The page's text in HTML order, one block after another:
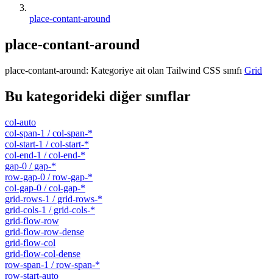
place-contant-around
place-contant-around
place-contant-around: Kategoriye ait olan Tailwind CSS sınıfı Grid
Bu kategorideki diğer sınıflar
col-auto
col-span-1 / col-span-*
col-start-1 / col-start-*
col-end-1 / col-end-*
gap-0 / gap-*
row-gap-0 / row-gap-*
col-gap-0 / col-gap-*
grid-rows-1 / grid-rows-*
grid-cols-1 / grid-cols-*
grid-flow-row
grid-flow-row-dense
grid-flow-col
grid-flow-col-dense
row-span-1 / row-span-*
row-start-auto